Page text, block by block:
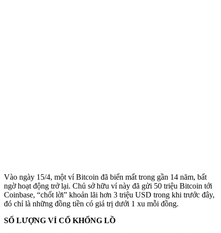
Vào ngày 15/4, một ví Bitcoin đã biến mất trong gần 14 năm, bất
ngờ hoạt động trở lại. Chủ sở hữu ví này đã gửi 50 triệu Bitcoin tới
Coinbase, “chốt lời” khoản lãi hơn 3 triệu USD trong khi trước đây,
đó chỉ là những đồng tiền có giá trị dưới 1 xu mỗi đồng.
SỐ LƯỢNG VÍ CỔ KHỔNG LỒ